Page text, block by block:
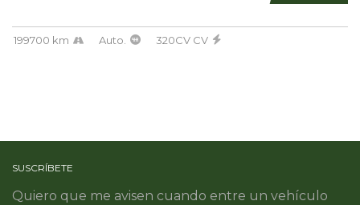
199700 km Auto. 320CV CV
SUSCRÍBETE
Quiero que me avisen cuando entre un vehículo